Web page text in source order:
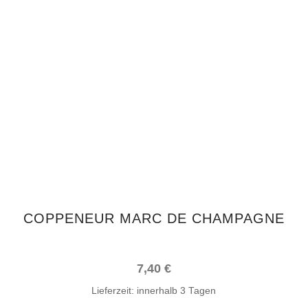
COPPENEUR MARC DE CHAMPAGNE
7,40 €
Lieferzeit: innerhalb 3 Tagen